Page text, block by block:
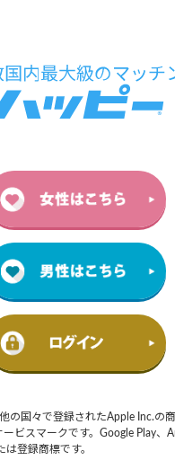
の国々で登録されたApple Inc.の
ビスマークです。Google Play、
は登録商標です。